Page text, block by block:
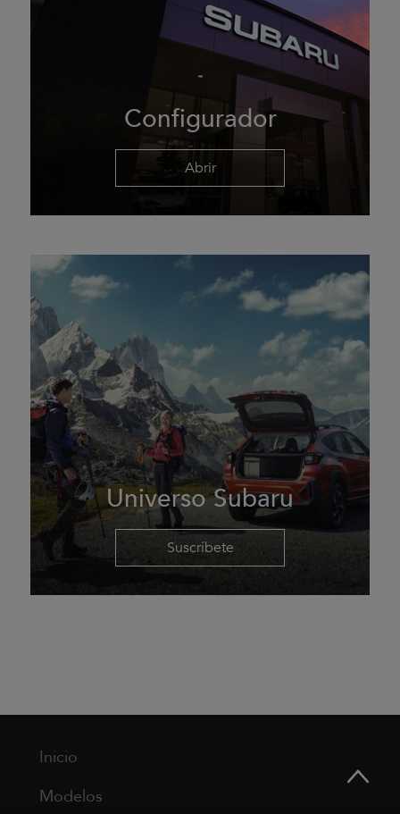
Configurador
Abrir
Universo Subaru
Suscríbete
Inicio
Modelos